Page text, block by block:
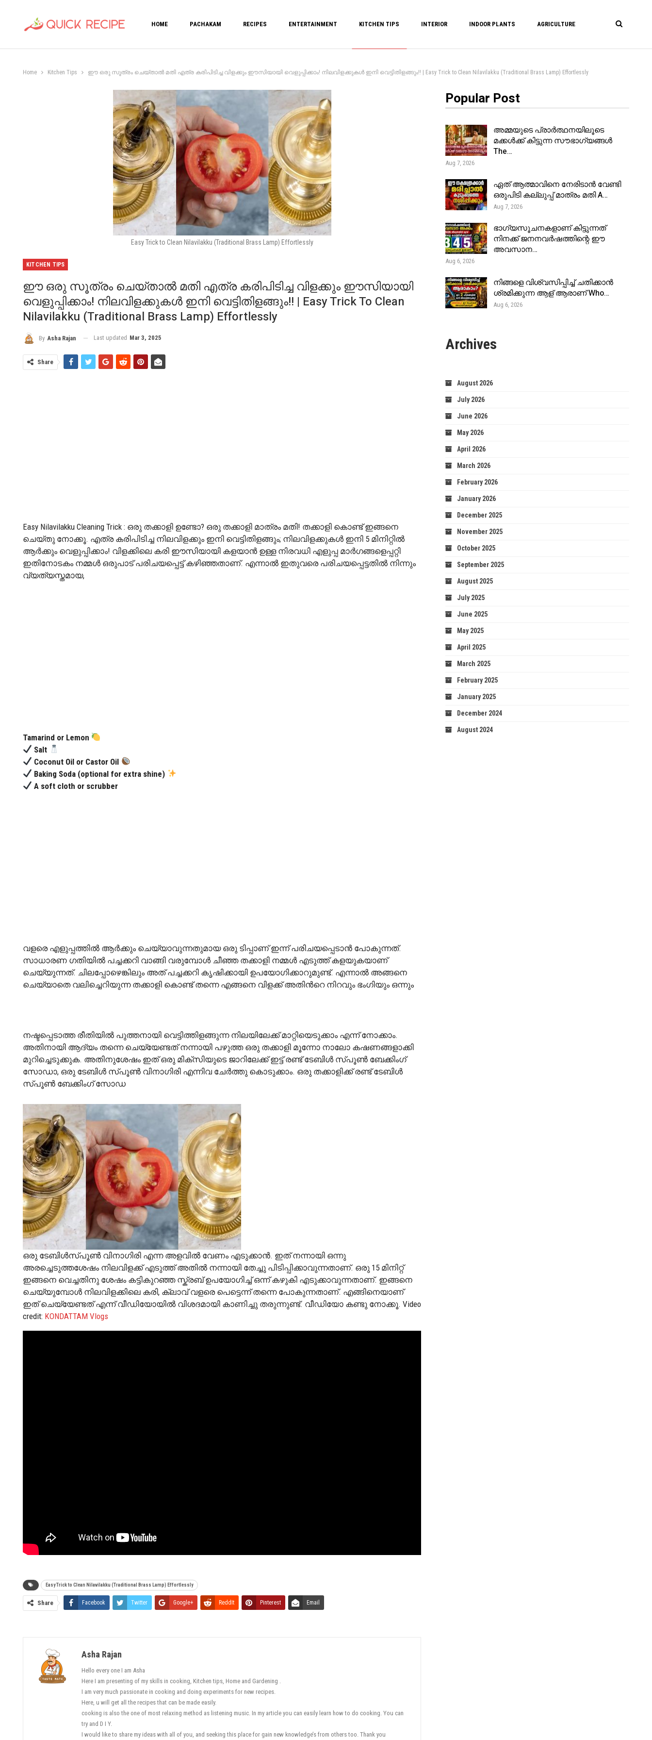
HOME PACHAKAM RECIPES ENTERTAINMENT KITCHEN TIPS INTERIOR INDOOR PLANTS AGRICULTURE
Home Kitchen Tips ഈ ഒരു സൂത്രം ചെയ്താൽ മതി എത്ര കരിപിടിച്ച വിളക്കും ഈസിയായി വെളുപ്പിക്കാം! നിലവിളക്കുകൾ ഇനി വെട്ടിതിളങ്ങും!! | Easy Trick to Clean Nilavilakku (Traditional Brass Lamp) Effortlessly
Easy Trick to Clean Nilavilakku (Traditional Brass Lamp) Effortlessly
KITCHEN TIPS
ഈ ഒരു സൂത്രം ചെയ്താൽ മതി എത്ര കരിപിടിച്ച വിളക്കും ഈസിയായി
വെളുപ്പിക്കാം! നിലവിളക്കുകൾ ഇനി വെട്ടിതിളങ്ങും!! | Easy Trick To Clean
Nilavilakku (Traditional Brass Lamp) Effortlessly
By Asha Rajan Last updated Mar 3, 2025
Share
Easy Nilavilakku Cleaning Trick : ഒരു തക്കാളി ഉണ്ടോ? ഒരു തക്കാളി മാത്രം മതി! തക്കാളി കൊണ്ട് ഇങ്ങനെ
ചെയ്തു നോക്കൂ. എത്ര കരിപിടിച്ച നിലവിളക്കും ഇനി വെട്ടിതിളങ്ങും; നിലവിളക്കുകൾ ഇനി 5 മിനിറ്റിൽ
ആർക്കും വെളുപ്പിക്കാം! വിളക്കിലെ കരി ഈസിയായി കളയാൻ ഉള്ള നിരവധി എളുപ്പ മാർഗങ്ങളെപ്പറ്റി
ഇതിനോടകം നമ്മൾ ഒരുപാട് പരിചയപ്പെട്ട് കഴിഞ്ഞതാണ്. എന്നാൽ ഇതുവരെ പരിചയപ്പെട്ടതിൽ നിന്നും
വ്യത്യസ്തമായ,
Tamarind or Lemon
Salt
Coconut Oil or Castor Oil
Baking Soda (optional for extra shine)
A soft cloth or scrubber
വളരെ എളുപ്പത്തിൽ ആർക്കും ചെയ്യാവുന്നതുമായ ഒരു ടിപ്പാണ് ഇന്ന് പരിചയപ്പെടാൻ പോകുന്നത്.
സാധാരണ ഗതിയിൽ പച്ചക്കറി വാങ്ങി വരുമ്പോൾ ചീഞ്ഞ തക്കാളി നമ്മൾ എടുത്ത് കളയുകയാണ്
ചെയ്യുന്നത്. ചിലപ്പോഴെങ്കിലും അത് പച്ചക്കറി കൃഷിക്കായി ഉപയോഗിക്കാറുമുണ്ട്. എന്നാൽ അങ്ങനെ
ചെയ്യാതെ വലിച്ചെറിയുന്ന തക്കാളി കൊണ്ട് തന്നെ എങ്ങനെ വിളക്ക് അതിൻറെ നിറവും ഭംഗിയും ഒന്നും
നഷ്ടപ്പെടാത്ത രീതിയിൽ പുത്തനായി വെട്ടിത്തിളങ്ങുന്ന നിലയിലേക്ക് മാറ്റിയെടുക്കാം എന്ന് നോക്കാം.
അതിനായി ആദ്യം തന്നെ ചെയ്യേണ്ടത് നന്നായി പഴുത്ത ഒരു തക്കാളി മൂന്നോ നാലോ കഷണങ്ങളാക്കി
മുറിച്ചെടുക്കുക. അതിനുശേഷം ഇത് ഒരു മിക്സിയുടെ ജാറിലേക്ക് ഇട്ട് രണ്ട് ടേബിൾ സ്പൂൺ ബേക്കിംഗ്
സോഡാ, ഒരു ടേബിൾ സ്പൂൺ വിനാഗിരി എന്നിവ ചേർത്തു കൊടുക്കാം. ഒരു തക്കാളിക്ക് രണ്ട് ടേബിൾ
സ്പൂൺ ബേക്കിംഗ് സോഡ
ഒരു ടേബിൾസ്പൂൺ വിനാഗിരി എന്ന അളവിൽ വേണം എടുക്കാൻ. ഇത് നന്നായി ഒന്നു
അരച്ചെടുത്തശേഷം നിലവിളക്ക് എടുത്ത് അതിൽ നന്നായി തേച്ചു പിടിപ്പിക്കാവുന്നതാണ്. ഒരു 15 മിനിറ്റ്
ഇങ്ങനെ വെച്ചതിനു ശേഷം കട്ടികുറഞ്ഞ സ്ക്രബ് ഉപയോഗിച്ച് ഒന്ന് കഴുകി എടുക്കാവുന്നതാണ്. ഇങ്ങനെ
ചെയ്യുമ്പോൾ നിലവിളക്കിലെ കരി, ക്ലാവ് വളരെ പെട്ടെന്ന് തന്നെ പോകുന്നതാണ്. എങ്ങിനെയാണ്
ഇത് ചെയ്യേണ്ടത് എന്ന് വീഡിയോയിൽ വിശദമായി കാണിച്ചു തരുന്നുണ്ട്. വീഡിയോ കണ്ടു നോക്കൂ. Video
credit: KONDATTAM Vlogs
Easy Trick to Clean Nilavilakku (Traditional Brass Lamp) Effortlessly
Share Facebook Twitter Google+ ReddIt Pinterest Email
Asha Rajan
Hello every one I am Asha
Here I am presenting of my skills in cooking, Kitchen tips, Home and Gardening .
I am very much passionate in cooking and doing experiments for new recipes.
Here, u will get all the recipes that can be made easily.
cooking is also the one of most relaxing method as listening music. In my article you can easily learn how to do cooking. You can
try and D I Y.
I would like to share my ideas with all of you, and seeking this place for gain new knowledge’s from others too. Thank you
Popular Post
അമ്മയുടെ പ്രാർത്ഥനയിലൂടെ
മക്കൾക്ക് കിട്ടുന്ന സൗഭാഗ്യങ്ങൾ
The…
Aug 7, 2026
ഏത് ആത്മാവിനെ നേരിടാൻ വേണ്ടി
ഒരുപിടി കല്ലുപ്പ് മാത്രം മതി A…
Aug 7, 2026
ഭാഗ്യസൂചനകളാണ് കിട്ടുന്നത്
നിനക്ക് ജനനവർഷത്തിന്റെ ഈ
അവസാന…
Aug 6, 2026
നിങ്ങളെ വിശ്വസിപ്പിച്ച് ചതിക്കാൻ
ശ്രമിക്കുന്ന ആള് ആരാണ് Who…
Aug 6, 2026
Archives
August 2026
July 2026
June 2026
May 2026
April 2026
March 2026
February 2026
January 2026
December 2025
November 2025
October 2025
September 2025
August 2025
July 2025
June 2025
May 2025
April 2025
March 2025
February 2025
January 2025
December 2024
August 2024